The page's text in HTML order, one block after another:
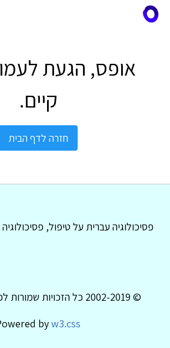
אופס, הגעת
קיים.
חזרה לדף הבית
פסיכולוגיה עברית על טיפול, פסיכולוגיה
© 2002-2019 כל הזכויות שמורות לפסיכולוגיה עברית
byw3.css